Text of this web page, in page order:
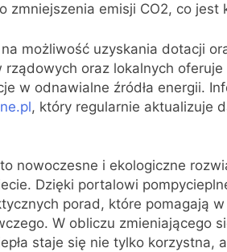
zmniejszenia emisji CO2, co
możliwość uzyskania dotacji
rządowych oraz lokalnych
w odnawialne źródła energii.
, który regularnie aktualizuje
nowoczesne i ekologiczne
Dzięki portalowi
porad, które pomagają
W obliczu zmieniającego
staje się nie tylko korzystna,